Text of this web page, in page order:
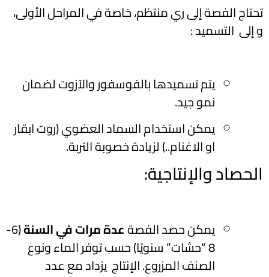
تحتاج الفصة إلى ري منتظم، خاصة في المراحل الأولى،
و إلى التسميد :
يتم تسميدها بالفوسفور والآزوت لضمان
نمو جيد.
يمكن استخدام السماد العضوي (روت ابقار
او الاغنام..) لزيادة خصوبة التربة.
الحصاد والإنتاجية:
يمكن حصد الفصةعدة مرات في السنة (6-
8 “حشات” سنويًا) حسب توفر الماء ونوع
الصنف المزروع. الإنتاج يزداد مع عدد